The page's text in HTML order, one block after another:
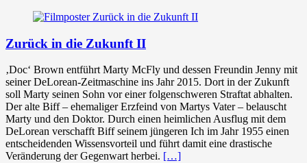
Zurück in die Zukunft II
‚Doc‘ Brown entführt Marty McFly und dessen Freundin Jenny mit
seiner DeLorean-Zeitmaschine ins Jahr 2015. Dort in der Zukunft
soll Marty seinen Sohn vor einer folgenschweren Straftat abhalten.
Der alte Biff – ehemaliger Erzfeind von Martys Vater – belauscht
Marty und den Doktor. Durch einen heimlichen Ausflug mit dem
DeLorean verschafft Biff seinem jüngeren Ich im Jahr 1955 einen
entscheidenden Wissensvorteil und führt damit eine drastische
Veränderung der Gegenwart herbei. […]